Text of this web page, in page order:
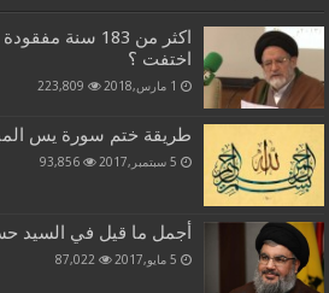
اكثر من 183 سنة
اختفت ؟
1 مارس,2018 223,809
طريقة ختم سورة يس
5 سبتمبر,2017 93,856
أجمل ما قيل في السيد
5 مايو,2017 87,022